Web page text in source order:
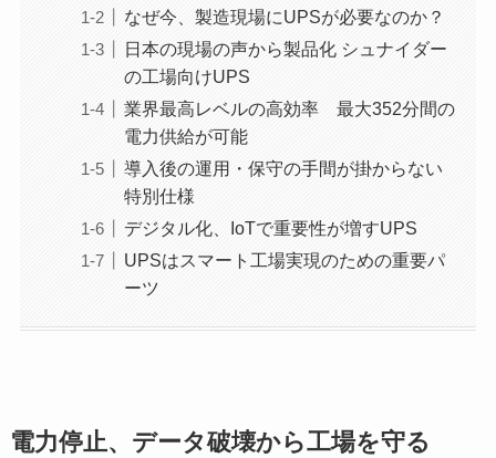
なぜ今、製造現場にUPSが必要なのか？
日本の現場の声から製品化 シュナイダー
の工場向けUPS
業界最高レベルの高効率 最大352分間の
電力供給が可能
導入後の運用・保守の手間が掛からない
特別仕様
デジタル化、IoTで重要性が増すUPS
UPSはスマート工場実現のための重要パ
ーツ
電力停止、データ破壊から工場を守る